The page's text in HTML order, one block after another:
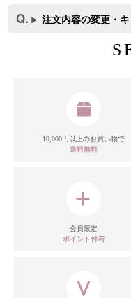
注文内容の変更・
10,000円以上のお買い物で
送料無料
会員限定
ポイント付与